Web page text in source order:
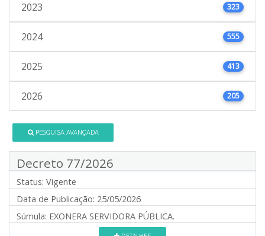
2023 323
2024 555
2025 413
2026 205
PESQUISA AVANÇADA
Decreto 77/2026
Status: Vigente
Data de Publicação: 25/05/2026
Súmula: EXONERA SERVIDORA PÚBLICA.